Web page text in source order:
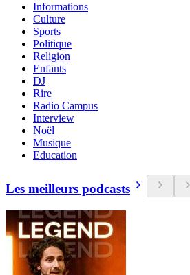
Informations
Culture
Sports
Politique
Religion
Enfants
DJ
Rire
Radio Campus
Interview
Noël
Musique
Education
Les meilleurs podcasts